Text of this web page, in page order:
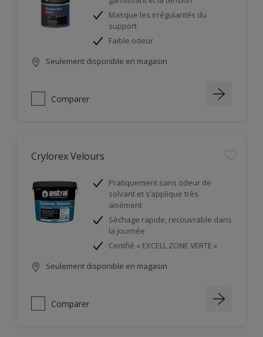
Masque les irrégularités du
support
Faible odeur
Seulement disponible en magasin
Comparer
Crylorex Velours
Pratiquement sans odeur de
solvant et s’applique très
aisément
Sèchage rapide, recouvrable dans
la journée
Certifié « EXCELL ZONE VERTE »
Seulement disponible en magasin
Comparer